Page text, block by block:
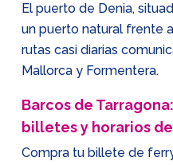
El puerto de Denia,
un puerto natural frente
rutas casi diarias
Mallorca y Formentera.
Barcos de
billetes y horarios
Compra tu billete de